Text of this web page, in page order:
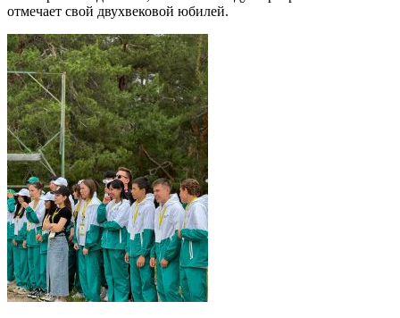
отмечает свой двухвековой юбилей.